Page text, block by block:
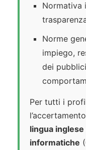
Normativa
Norme
impiego,
dei
Per tutti i
lingua inglese
informatiche